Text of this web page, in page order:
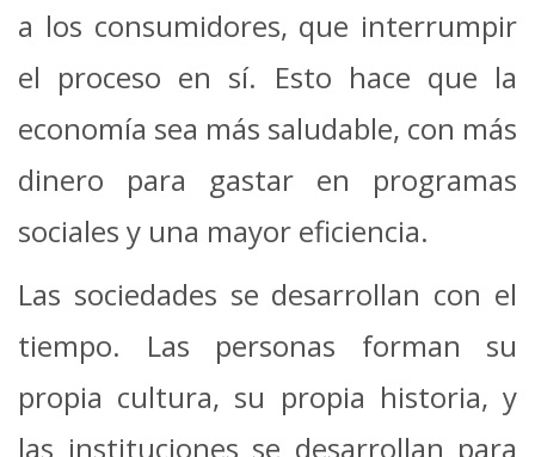
a los consumidores, que interrumpir
el proceso en sí. Esto hace que la
economía sea más saludable, con más
dinero para gastar en programas
sociales y una mayor eficiencia.
Las sociedades se desarrollan con el
tiempo. Las personas forman su
propia cultura, su propia historia, y
las instituciones se desarrollan para